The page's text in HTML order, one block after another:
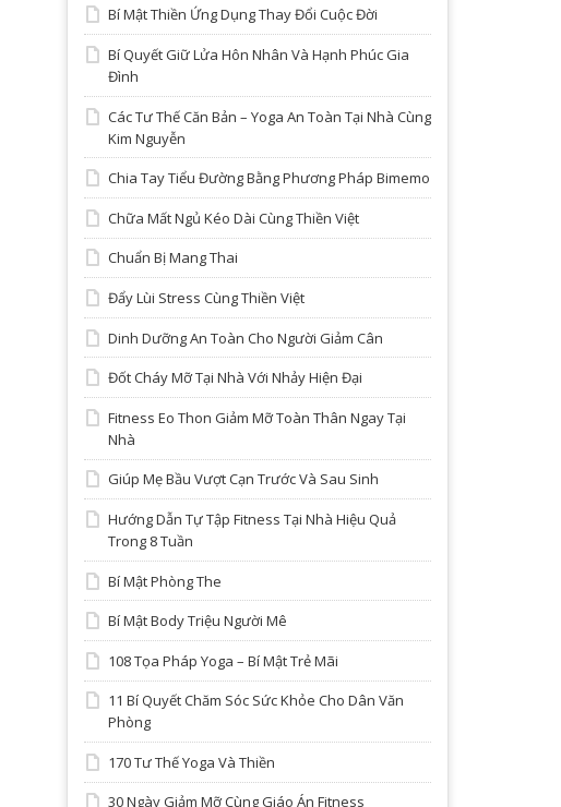
Bí Mật Thiền Ứng Dụng Thay Đổi Cuộc Đời
Bí Quyết Giữ Lửa Hôn Nhân Và Hạnh Phúc Gia
Đình
Các Tư Thế Căn Bản – Yoga An Toàn Tại Nhà Cùng
Kim Nguyễn
Chia Tay Tiểu Đường Bằng Phương Pháp Bimemo
Chữa Mất Ngủ Kéo Dài Cùng Thiền Việt
Chuẩn Bị Mang Thai
Đẩy Lùi Stress Cùng Thiền Việt
Dinh Dưỡng An Toàn Cho Người Giảm Cân
Đốt Cháy Mỡ Tại Nhà Với Nhảy Hiện Đại
Fitness Eo Thon Giảm Mỡ Toàn Thân Ngay Tại
Nhà
Giúp Mẹ Bầu Vượt Cạn Trước Và Sau Sinh
Hướng Dẫn Tự Tập Fitness Tại Nhà Hiệu Quả
Trong 8 Tuần
Bí Mật Phòng The
Bí Mật Body Triệu Người Mê
108 Tọa Pháp Yoga – Bí Mật Trẻ Mãi
11 Bí Quyết Chăm Sóc Sức Khỏe Cho Dân Văn
Phòng
170 Tư Thế Yoga Và Thiền
30 Ngày Giảm Mỡ Cùng Giáo Án Fitness